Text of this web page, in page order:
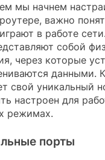
мы начнем
важно
в работе
собой
через которые
данными.
свой уникальный
настроен для
режимах.
порты